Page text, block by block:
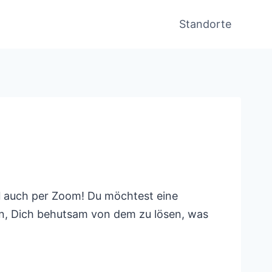
Standorte
per Zoom! Du möchtest eine
Dich behutsam von dem zu lösen, was